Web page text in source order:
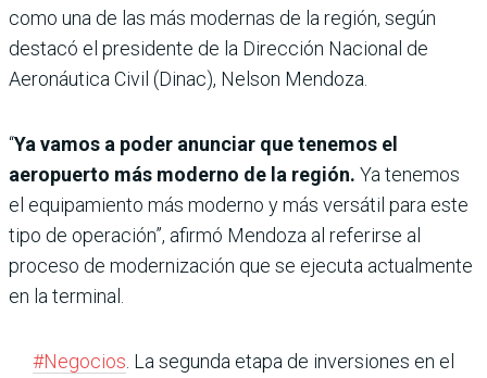
como una de las más modernas de la región, según
destacó el presidente de la Dirección Nacional de
Aeronáutica Civil (Dinac), Nelson Mendoza.
“Ya vamos a poder anunciar que tenemos el
aeropuerto más moderno de la región. Ya tenemos
el equipamiento más moderno y más versátil para este
tipo de operación”, afirmó Mendoza al referirse al
proceso de modernización que se ejecuta actualmente
en la terminal.
#Negocios . La segunda etapa de inversiones en el